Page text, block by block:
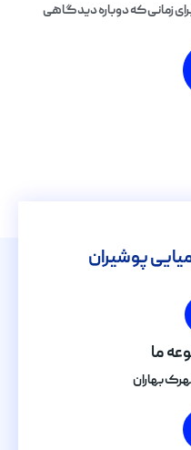
زمانی که دوباره دیدگاهی
پوشیران
ما
بهاران